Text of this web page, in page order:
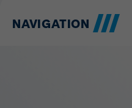
NAVIGATION